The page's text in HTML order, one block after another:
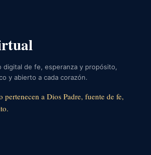
digital de fe, esperanza y propósito,
y abierto a cada corazón.
a Dios Padre, fuente de fe,